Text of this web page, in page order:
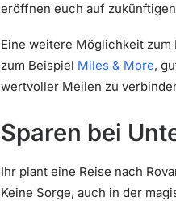
eröffnen euch auf
Eine weitere Möglichkeit zum
zum Beispiel Miles & More,
wertvoller Meilen zu
Sparen bei
Ihr plant eine Reise nach
Keine Sorge, auch in der